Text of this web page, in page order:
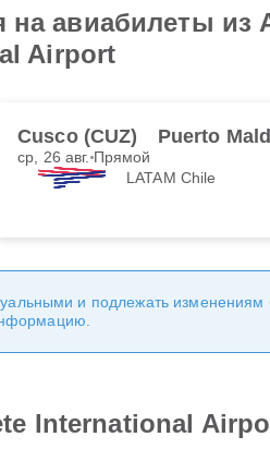
авиабилеты из
Airport
Cusco (CUZ) Puerto
ср, 26 авг. Прямой
LATAM Chile
и подлежать изменениям
International